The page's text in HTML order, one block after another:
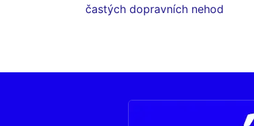
častých dopravních nehod